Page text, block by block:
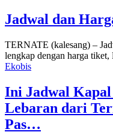
Jadwal dan
TERNATE (kalesang) –
lengkap dengan harga
Ekobis
Ini Jadwal
Lebaran dari
Pas…